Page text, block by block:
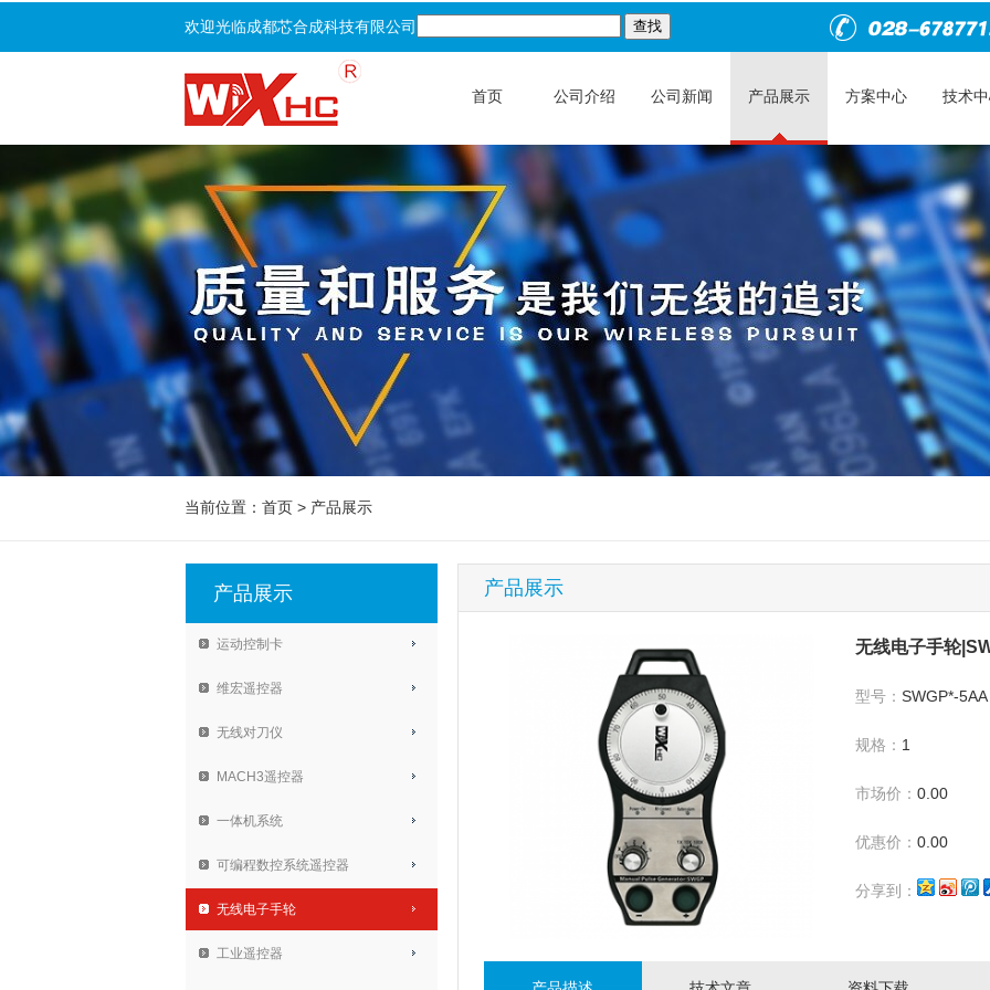
欢迎光临成都芯合成科技有限公司
首页 公司介绍 公司新闻 产品展示 方案中心 技术
当前位置： 首页 > 产品展示
产品展示
运动控制卡
维宏遥控器
无线对刀仪
MACH3遥控器
一体机系统
可编程数控系统遥控器
无线电子手轮
工业遥控器
产品展示
无线电子手轮
型号： SWGP*-5AA
规格： 1
市场价： 0.00
优惠价： 0.00
分享到：